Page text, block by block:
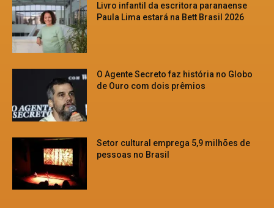
Livro infantil da escritora paranaense
Paula Lima estará na Bett Brasil 2026
O Agente Secreto faz história no Globo
de Ouro com dois prêmios
Setor cultural emprega 5,9 milhões de
pessoas no Brasil